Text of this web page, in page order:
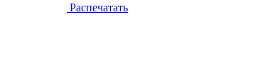
Распечатать